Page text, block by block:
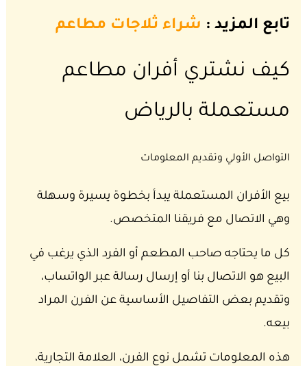
تابع المزيد : شراء ثلاجات مطاعم
كيف نشتري أفران مطاعم
مستعملة بالرياض
التواصل الأولي وتقديم المعلومات
بيع الأفران المستعملة يبدأ بخطوة يسيرة وسهلة
وهي الاتصال مع فريقنا المتخصص.
كل ما يحتاجه صاحب المطعم أو الفرد الذي يرغب في
البيع هو الاتصال بنا أو إرسال رسالة عبر الواتساب،
وتقديم بعض التفاصيل الأساسية عن الفرن المراد
بيعه.
هذه المعلومات تشمل نوع الفرن، العلامة التجارية،